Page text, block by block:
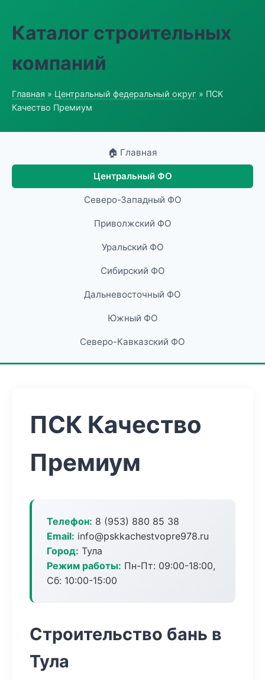
Каталог строительных
компаний
Главная » Центральный федеральный округ » ПСК
Качество Премиум
🏠 Главная
Центральный ФО
Северо-Западный ФО
Приволжский ФО
Уральский ФО
Сибирский ФО
Дальневосточный ФО
Южный ФО
Северо-Кавказский ФО
ПСК Качество
Премиум
Телефон: 8 (953) 880 85 38
Email: info@pskkachestvopre978.ru
Город: Тула
Режим работы: Пн-Пт: 09:00-18:00,
Сб: 10:00-15:00
Строительство бань в
Тула